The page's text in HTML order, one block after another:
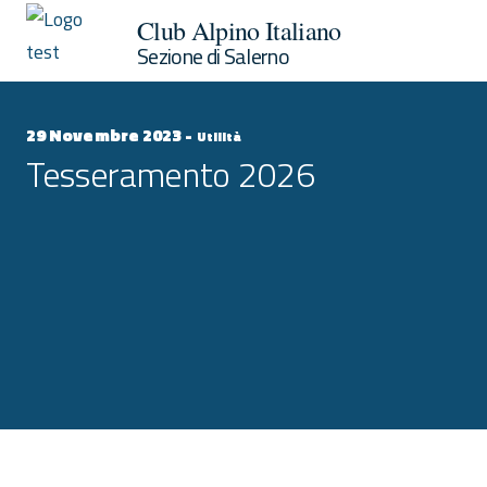
Club Alpino Italiano
Sezione di Salerno
29 Novembre 2023 - Utilità
Tesseramento 2026